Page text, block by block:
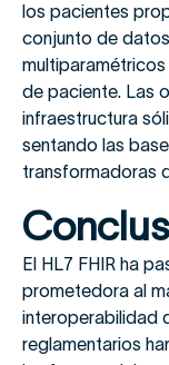
los pacientes
conjunto de
de paciente. Las
infraestructura
sentando las
transformadoras
El HL7 FHIR ha
prometedora al
interoperabilidad
reglamentarios